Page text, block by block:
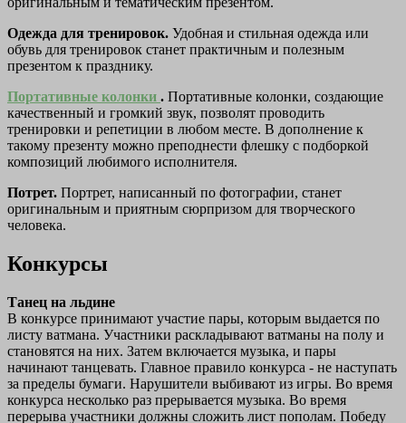
Одежда для тренировок. Удобная и стильная одежда или
обувь для тренировок станет практичным и полезным
презентом к празднику.
Портативные колонки . Портативные колонки, создающие
качественный и громкий звук, позволят проводить
тренировки и репетиции в любом месте. В дополнение к
такому презенту можно преподнести флешку с подборкой
композиций любимого исполнителя.
Потрет. Портрет, написанный по фотографии, станет
оригинальным и приятным сюрпризом для творческого
человека.
Конкурсы
Танец на льдине
В конкурсе принимают участие пары, которым выдается по
листу ватмана. Участники раскладывают ватманы на полу и
становятся на них. Затем включается музыка, и пары
начинают танцевать. Главное правило конкурса - не наступать
за пределы бумаги. Нарушители выбивают из игры. Во время
конкурса несколько раз прерывается музыка. Во время
перерыва участники должны сложить лист пополам. Победу